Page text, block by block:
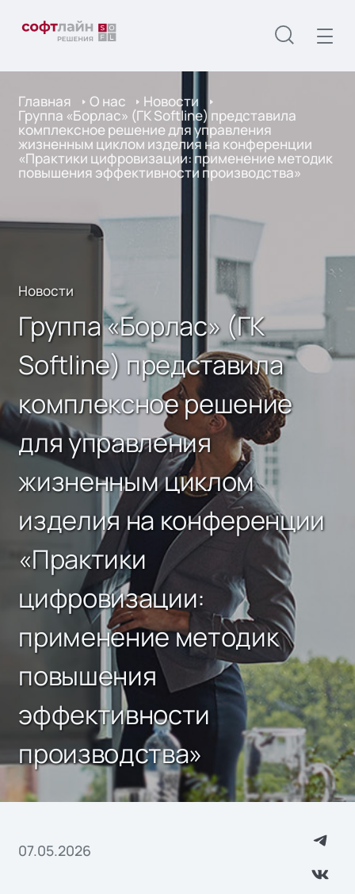
Главная О нас Новости
Группа «Борлас» (ГК Softline) представила
комплексное решение для управления
жизненным циклом изделия на конференции
«Практики цифровизации: применение методик
повышения эффективности производства»
Новости
Группа «Борлас» (ГК
Softline) представила
комплексное решение
для управления
жизненным циклом
изделия на конференции
«Практики
цифровизации:
применение методик
повышения
эффективности
производства»
07.05.2026